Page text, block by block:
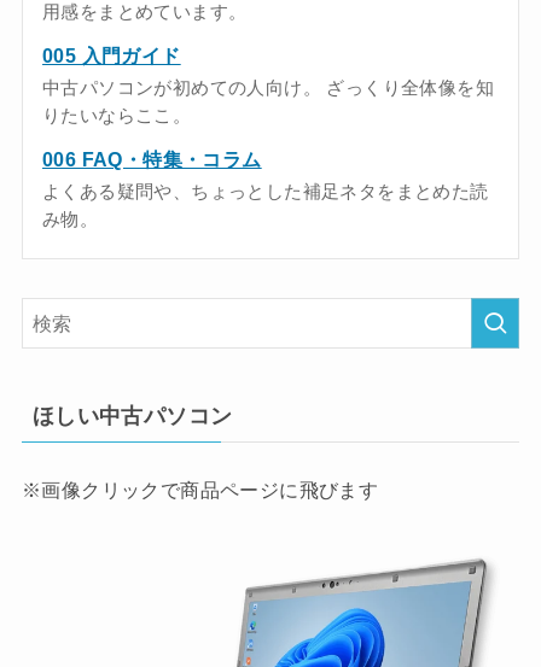
用感をまとめています。
005 入門ガイド
中古パソコンが初めての人向け。 ざっくり全体像を知
りたいならここ。
006 FAQ・特集・コラム
よくある疑問や、ちょっとした補足ネタをまとめた読
み物。
ほしい中古パソコン
※画像クリックで商品ページに飛びます